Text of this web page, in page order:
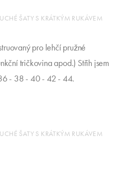
ŠATY S KRÁTKÝM RUKÁVEM
pro lehčí pružné
tričkovina apod.) Střih jsem
- 38 - 40 - 42 - 44.
ŠATY S KRÁTKÝM RUKÁVEM